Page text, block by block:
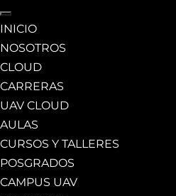
INICIO
NOSOTROS
CLOUD
CARRERAS
UAV CLOUD
AULAS
CURSOS Y TALLERES
POSGRADOS
CAMPUS UAV